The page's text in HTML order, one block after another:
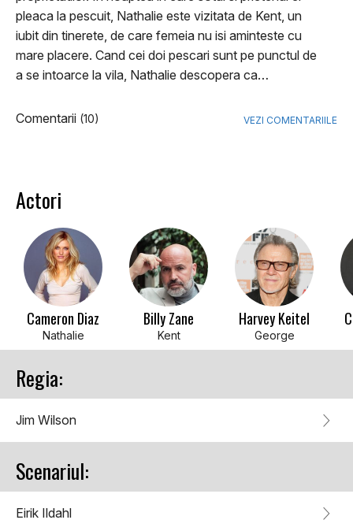
pleaca la pescuit, Nathalie este vizitata de Kent, un
iubit din tinerete, de care femeia nu isi aminteste cu
mare placere. Cand cei doi pescari sunt pe punctul de
a se intoarce la vila, Nathalie descopera ca…
Comentarii (10) VEZI COMENTARIILE
Actori
Cameron Diaz
Nathalie
Billy Zane
Kent
Harvey Keitel
George
Regia:
Jim Wilson
Scenariul:
Eirik Ildahl